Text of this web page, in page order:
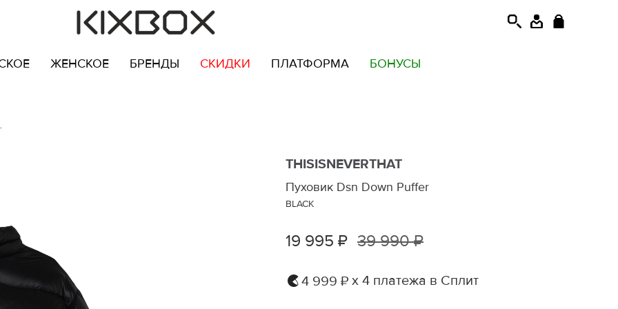
ЖЕНСКОЕ БРЕНДЫ СКИДКИ ПЛАТФОРМА БОНУСЫ
THISISNEVERTHAT
Пуховик Dsn Down Puffer
BLACK
19 995 ₽ 39 990 ₽
4 999 ₽ х 4 платежа в Сплит